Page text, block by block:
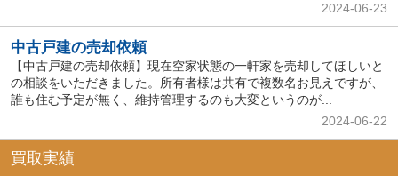
2024-06-23
中古戸建の売却依頼
【中古戸建の売却依頼】現在空家状態の一軒家を売却してほしいと
の相談をいただきました。所有者様は共有で複数名お見えですが、
誰も住む予定が無く、維持管理するのも大変というのが...
2024-06-22
買取実績